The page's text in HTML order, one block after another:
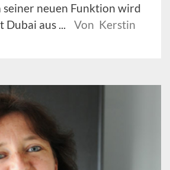
seiner neuen Funktion wird
aus ...
Von Kerstin